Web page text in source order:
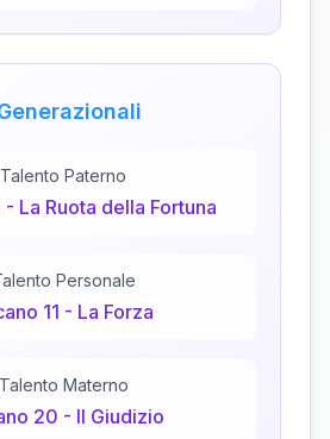
Talento Paterno
- La Ruota della Fortuna
Personale
11 - La Forza
Talento Materno
20 - Il Giudizio